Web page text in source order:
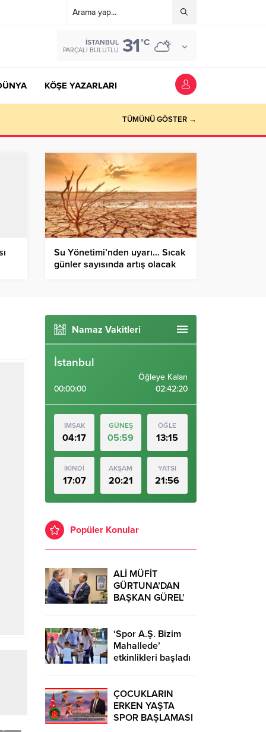
İSTANBUL
PARÇALI BULUTLU 31°C
KÖŞE YAZARLARI
TÜMÜNÜ GÖSTER →
Su Yönetimi’nden uyarı… Sıcak
günler sayısında artış olacak
Namaz Vakitleri
İstanbul
00:00:00
Öğleye Kalan
02:42:19
İMSAK
04:17
GÜNEŞ
05:59
ÖĞLE
13:15
İKİNDİ
17:07
AKŞAM
20:21
YATSI
21:56
Popüler Konular
ALİ MÜFİT
GÜRTUNA’DAN
BAŞKAN GÜREL’
‘Spor A.Ş. Bizim
Mahallede’
etkinlikleri başladı
ÇOCUKLARIN
ERKEN YAŞTA
SPOR BAŞLAMASI